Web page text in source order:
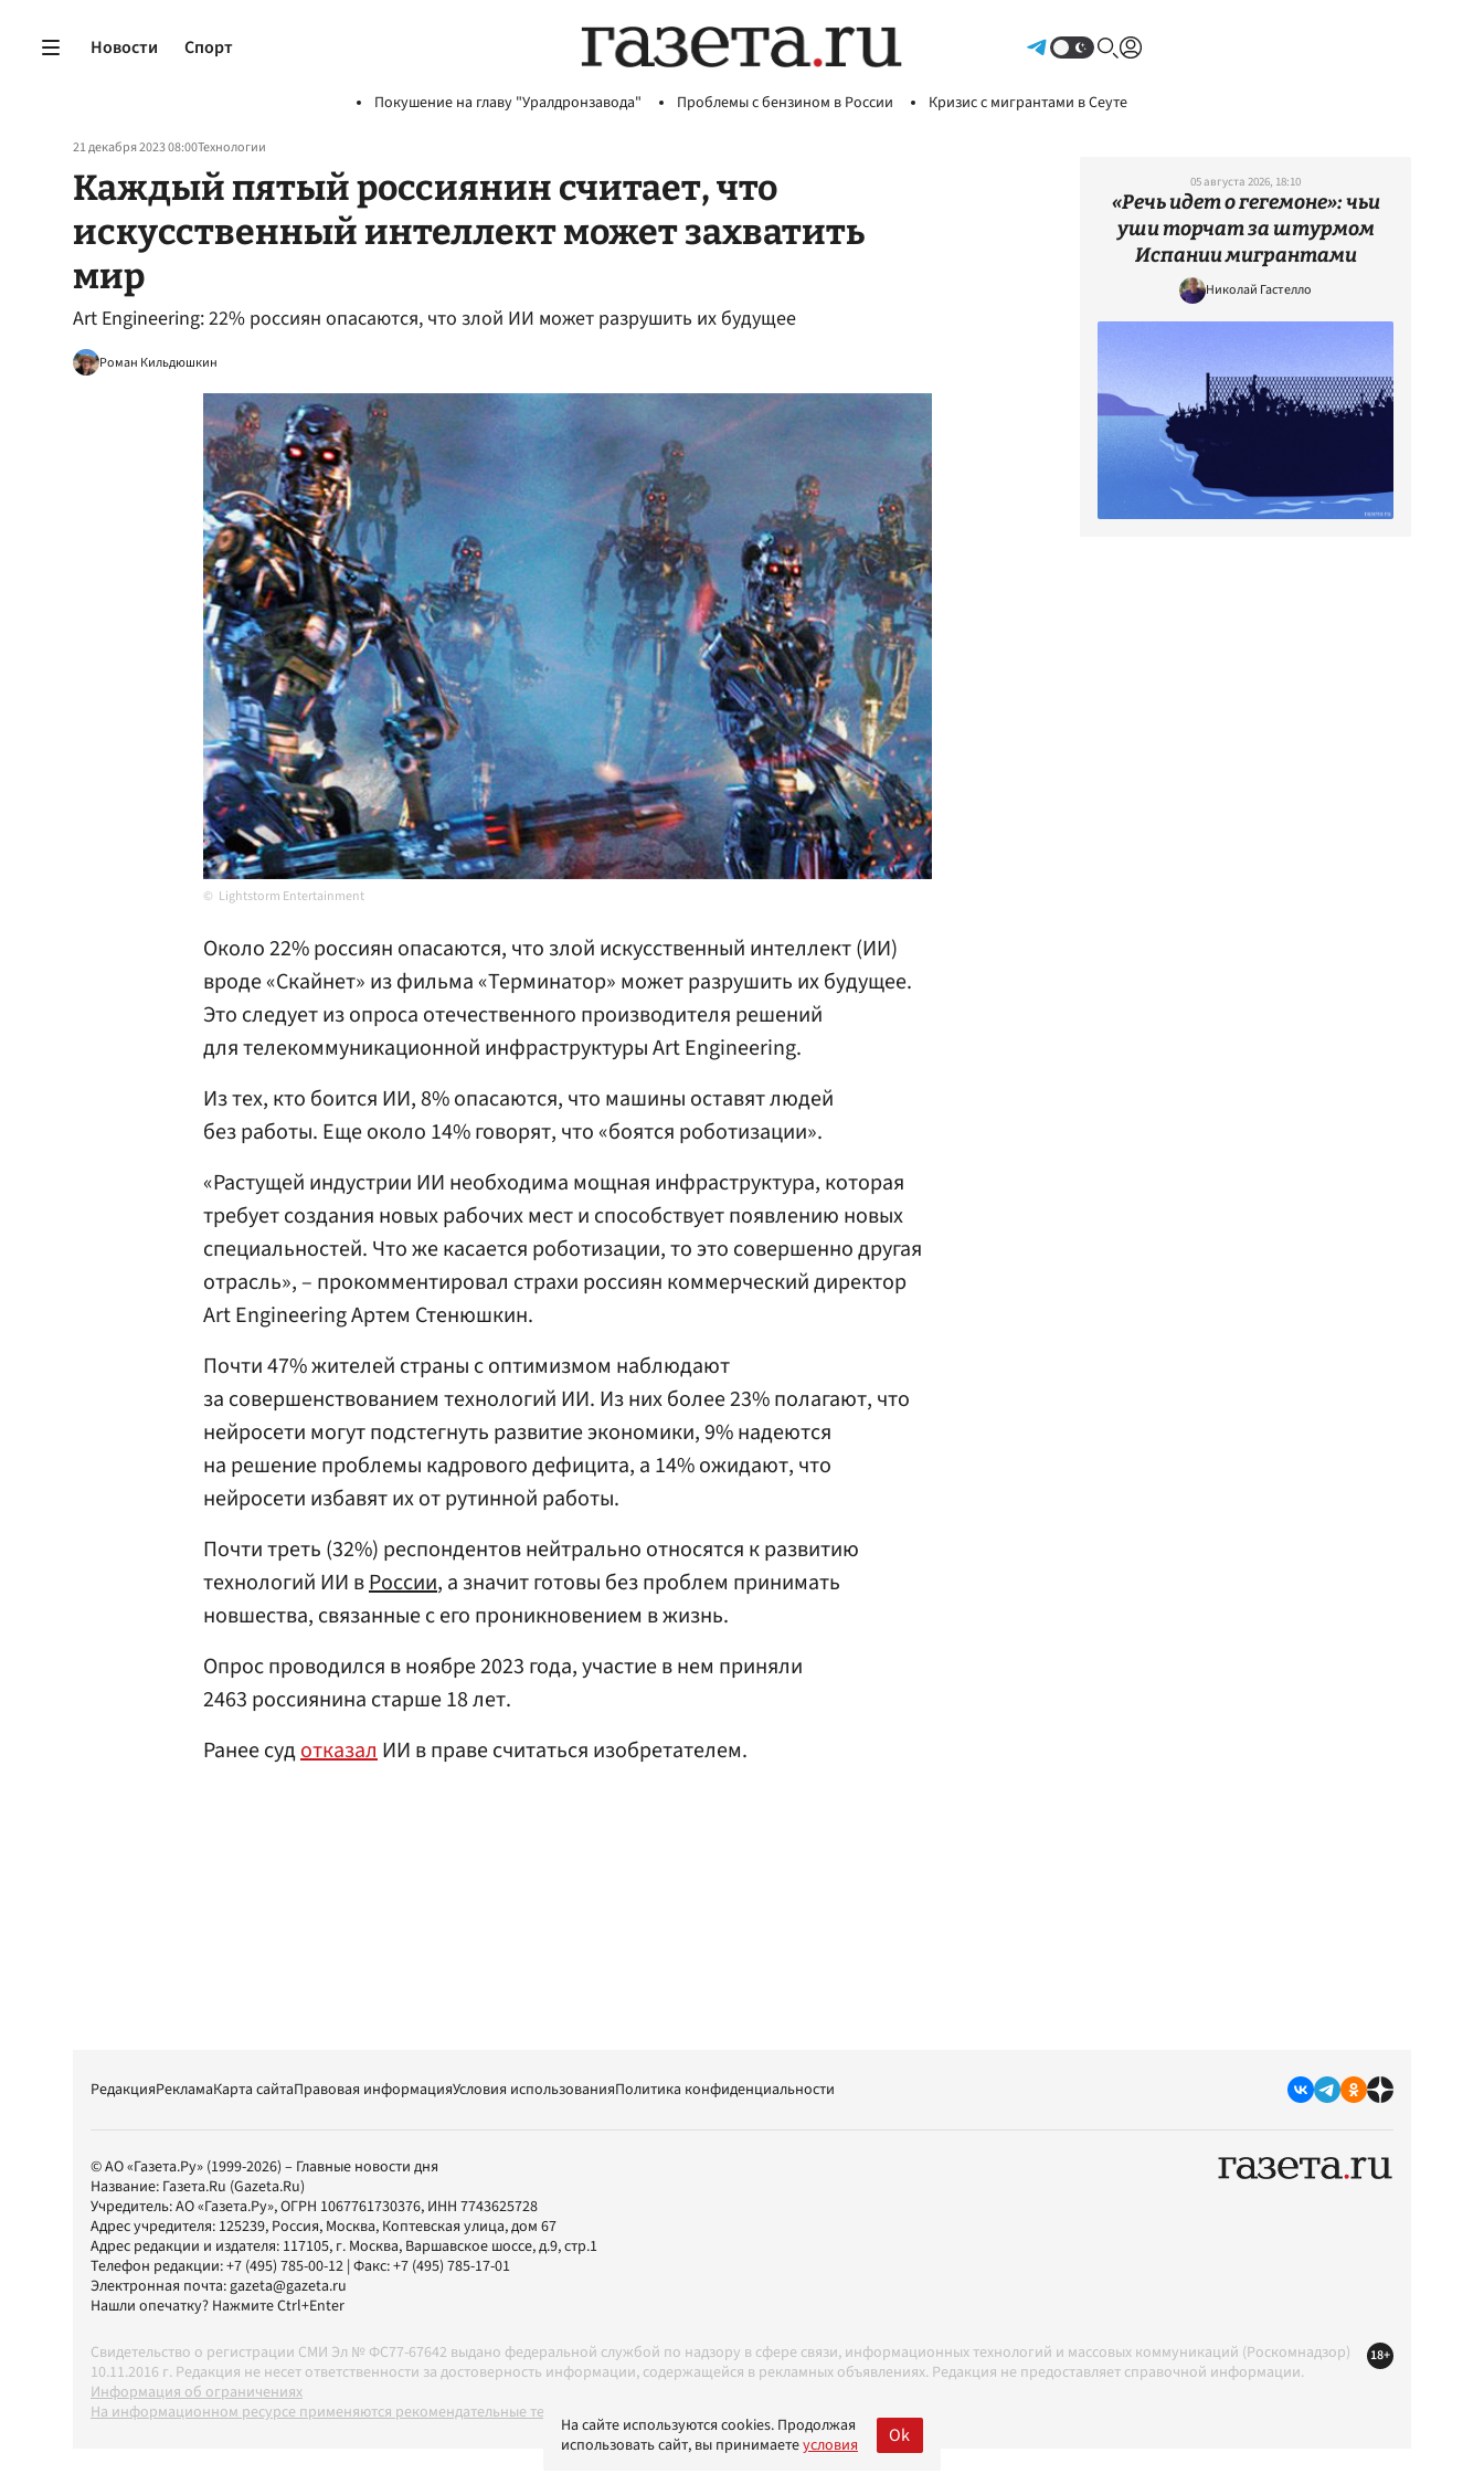
Новости Спорт
Покушение на главу "Уралдронзавода" Проблемы с бензином в России Кризис с мигрантами в Сеуте
21 декабря 2023 08:00Технологии
Каждый пятый россиянин считает, что
искусственный интеллект может захватить
мир
Art Engineering: 22% россиян опасаются, что злой ИИ может разрушить их будущее
Роман Кильдюшкин
Lightstorm Entertainment
Около 22% россиян опасаются, что злой искусственный интеллект (ИИ)
вроде «Скайнет» из фильма «Терминатор» может разрушить их будущее.
Это следует из опроса отечественного производителя решений
для телекоммуникационной инфраструктуры Art Engineering.
Из тех, кто боится ИИ, 8% опасаются, что машины оставят людей
без работы. Еще около 14% говорят, что «боятся роботизации».
«Растущей индустрии ИИ необходима мощная инфраструктура, которая
требует создания новых рабочих мест и способствует появлению новых
специальностей. Что же касается роботизации, то это совершенно другая
отрасль», – прокомментировал страхи россиян коммерческий директор
Art Engineering Артем Стенюшкин.
Почти 47% жителей страны с оптимизмом наблюдают
за совершенствованием технологий ИИ. Из них более 23% полагают, что
нейросети могут подстегнуть развитие экономики, 9% надеются
на решение проблемы кадрового дефицита, а 14% ожидают, что
нейросети избавят их от рутинной работы.
Почти треть (32%) респондентов нейтрально относятся к развитию
технологий ИИ вРоссии, а значит готовы без проблем принимать
новшества, связанные с его проникновением в жизнь.
Опрос проводился в ноябре 2023 года, участие в нем приняли
2463 россиянина старше 18 лет.
Ранее судотказалИИ в праве считаться изобретателем.
05 августа 2026, 18:10
«Речь идет о гегемоне»: чьи
уши торчат за штурмом
Испании мигрантами
Николай Гастелло
РедакцияРекламаКарта сайтаПравовая информацияУсловия использованияПолитика конфиденциальности
© АО «Газета.Ру» (1999-2026) – Главные новости дня
Название: Газета.Ru (Gazeta.Ru)
Учредитель:АО «Газета.Ру», ОГРН 1067761730376, ИНН 7743625728
Адрес учредителя: 125239, Россия, Москва, Коптевская улица, дом 67
Адрес редакции и издателя: 117105, г. Москва, Варшавское шоссе, д.9, стр.1
Телефон редакции:+7 (495) 785-00-12 | Факс:+7 (495) 785-17-01
Электронная почта:gazeta@gazeta.ru
Нашли опечатку? Нажмите Ctrl+Enter
Свидетельство о регистрации СМИ Эл № ФС77-67642 выдано федеральной службой по надзору в сфере связи, информационных технологий и массовых коммуникаций (Роскомнадзор)
10.11.2016 г. Редакция не несет ответственности за достоверность информации, содержащейся в рекламных объявлениях. Редакция не предоставляет справочной информации.
Информация об ограничениях
На информационном ресурсе применяются рекомендательные технологии в соответствии с Правилами
18+
На сайте используются cookies. Продолжая
использовать сайт, вы принимаетеусловия Ok